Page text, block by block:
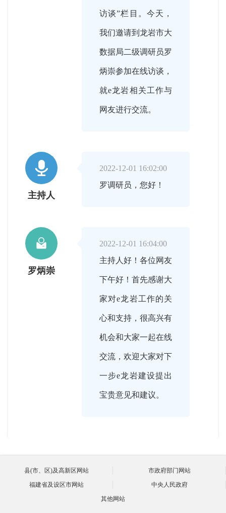
访谈”栏目。今天，
我们邀请到龙岩市大
数据局二级调研员罗
炳崇参加在线访谈，
就e龙岩相关工作与
网友进行交流。

主持人
2022-12-01 16:02:00
罗调研员，您好！

罗炳崇
2022-12-01 16:04:00
主持人好！各位网友
下午好！首先感谢大
家对e龙岩工作的关
心和支持，很高兴有
机会和大家一起在线
交流，欢迎大家对下
一步e龙岩建设提出
宝贵意见和建议。

主持人
2022-12-01 16:06:00
e龙岩上线已经五个
年头了，成为市民喜
县(市、区)及高新区网站
市政府部门网站
福建省及设区市网站
中央人民政府
其他网站